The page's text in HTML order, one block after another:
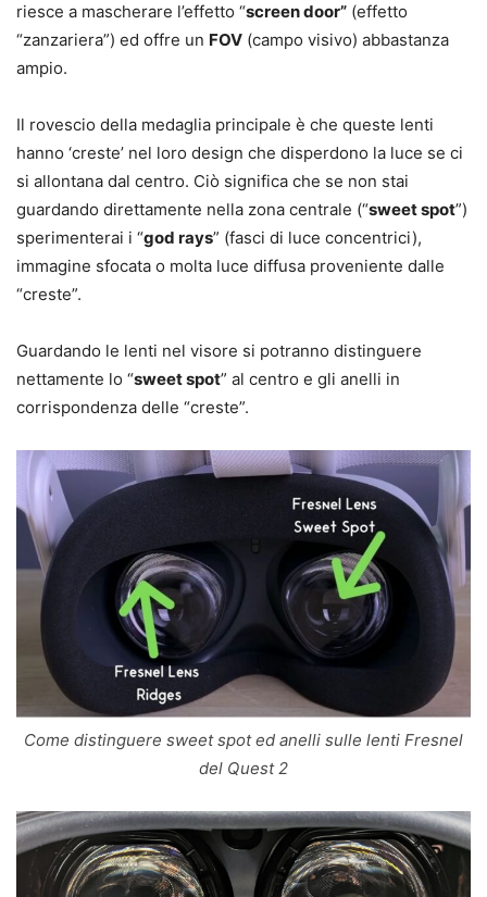
riesce a mascherare l’effetto “screen door” (effetto
“zanzariera”) ed offre un FOV (campo visivo) abbastanza
ampio.
Il rovescio della medaglia principale è che queste lenti
hanno ‘creste’ nel loro design che disperdono la luce se ci
si allontana dal centro. Ciò significa che se non stai
guardando direttamente nella zona centrale (“sweet spot”)
sperimenterai i “god rays” (fasci di luce concentrici),
immagine sfocata o molta luce diffusa proveniente dalle
“creste”.
Guardando le lenti nel visore si potranno distinguere
nettamente lo “sweet spot” al centro e gli anelli in
corrispondenza delle “creste”.
Come distinguere sweet spot ed anelli sulle lenti Fresnel
del Quest 2